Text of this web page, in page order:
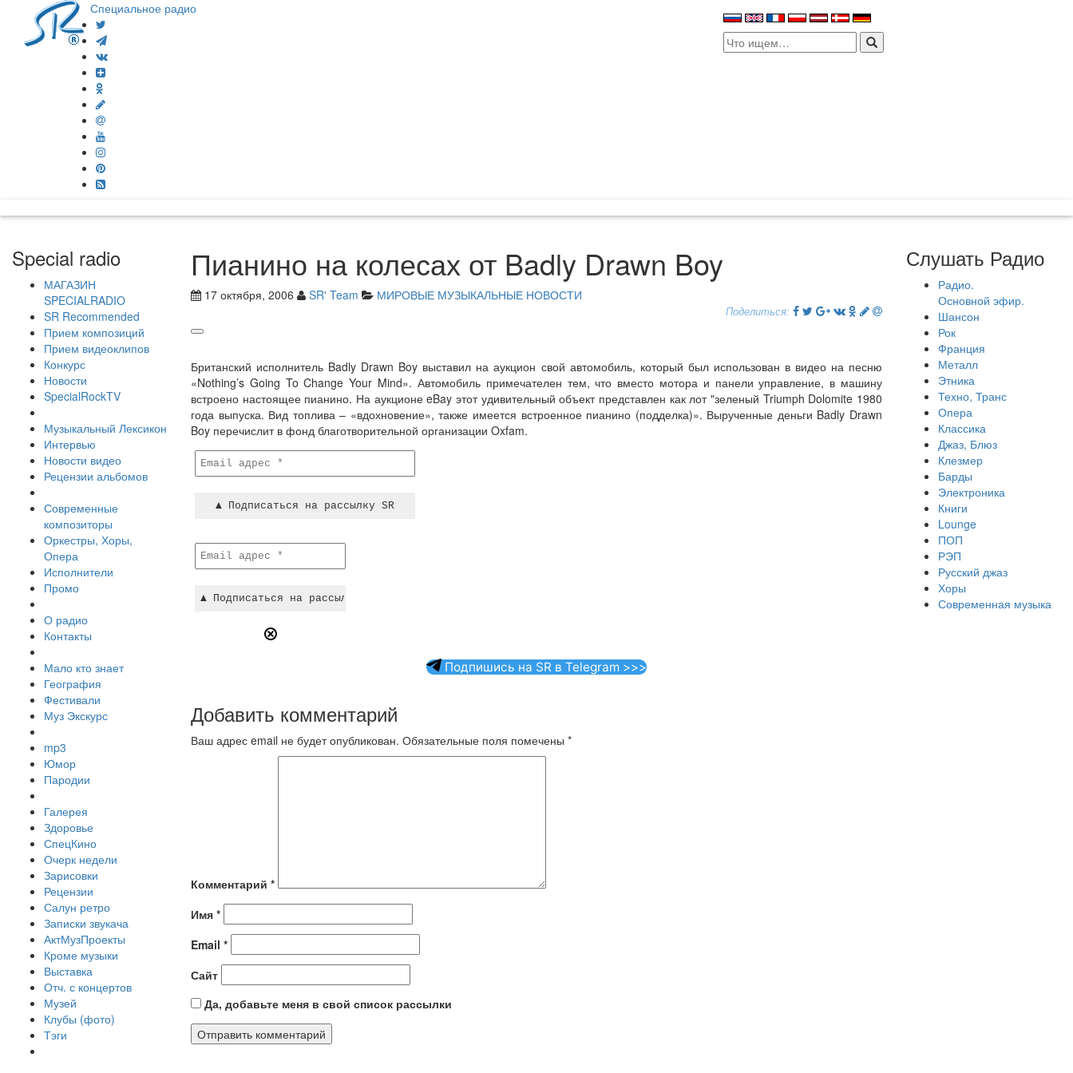
Специальное радио
Search
for:
Special radio
МАГАЗИН
SPECIALRADIO
SR Recommended
Прием композиций
Прием видеоклипов
Конкурс
Новости
SpecialRockTV
Музыкальный Лексикон
Интервью
Новости видео
Рецензии альбомов
Современные
композиторы
Оркестры, Хоры,
Опера
Исполнители
Промо
О радио
Контакты
Мало кто знает
География
Фестивали
Муз Экскурс
mp3
Юмор
Пародии
Галерея
Здоровье
СпецКино
Очерк недели
Зарисовки
Рецензии
Салун ретро
Записки звукача
АктМузПроекты
Кроме музыки
Выставка
Отч. с концертов
Музей
Клубы (фото)
Тэги
Пианино на колесах от Badly Drawn Boy
17 октября, 2006 SR' Team МИРОВЫЕ МУЗЫКАЛЬНЫЕ НОВОСТИ
Поделиться:
Британский исполнитель Badly Drawn Boy выставил на аукцион свой автомобиль, который был использован в видео на песню
«Nothing’s Going To Change Your Mind». Автомобиль примечателен тем, что вместо мотора и панели управление, в машину
встроено настоящее пианино. На аукционе eBay этот удивительный объект представлен как лот "зеленый Triumph Dolomite 1980
года выпуска. Вид топлива – «вдохновение», также имеется встроенное пианино (подделка)». Вырученные деньги Badly Drawn
Boy перечислит в фонд благотворительной организации Oxfam.
Подпишись на SR в Telegram >>>
Добавить комментарий
Ваш адрес email не будет опубликован. Обязательные поля помечены *
Комментарий *
Имя *
Email *
Сайт
Да, добавьте меня в свой список рассылки
Слушать Радио
Радио.
Основной эфир.
Шансон
Рок
Франция
Металл
Этника
Техно, Транс
Опера
Классика
Джаз, Блюз
Клезмер
Барды
Электроника
Книги
Lounge
ПОП
РЭП
Русский джаз
Хоры
Современная музыка